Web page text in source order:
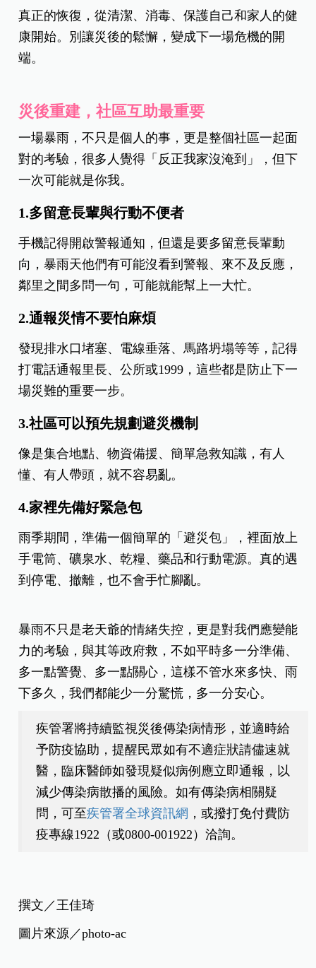
真正的恢復，從清潔、消毒、保護自己和家人的健
康開始。別讓災後的鬆懈，變成下一場危機的開
端。
災後重建，社區互助最重要
一場暴雨，不只是個人的事，更是整個社區一起面
對的考驗，很多人覺得「反正我家沒淹到」，但下
一次可能就是你我。
1.多留意長輩與行動不便者
手機記得開啟警報通知，但還是要多留意長輩動
向，暴雨天他們有可能沒看到警報、來不及反應，
鄰里之間多問一句，可能就能幫上一大忙。
2.通報災情不要怕麻煩
發現排水口堵塞、電線垂落、馬路坍塌等等，記得
打電話通報里長、公所或1999，這些都是防止下一
場災難的重要一步。
3.社區可以預先規劃避災機制
像是集合地點、物資備援、簡單急救知識，有人
懂、有人帶頭，就不容易亂。
4.家裡先備好緊急包
雨季期間，準備一個簡單的「避災包」，裡面放上
手電筒、礦泉水、乾糧、藥品和行動電源。真的遇
到停電、撤離，也不會手忙腳亂。
暴雨不只是老天爺的情緒失控，更是對我們應變能
力的考驗，與其等政府救，不如平時多一分準備、
多一點警覺、多一點關心，這樣不管水來多快、雨
下多久，我們都能少一分驚慌，多一分安心。
疾管署將持續監視災後傳染病情形，並適時給
予防疫協助，提醒民眾如有不適症狀請儘速就
醫，臨床醫師如發現疑似病例應立即通報，以
減少傳染病散播的風險。如有傳染病相關疑
問，可至疾管署全球資訊網 ，或撥打免付費防
疫專線1922（或0800-001922）洽詢。
撰文／王佳琦
圖片來源／photo-ac